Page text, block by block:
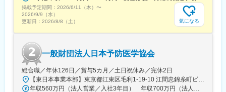
情報収集を行います。
変更の範囲：会社の定める業務
掲載予定期間： 2026/6/11（木） 〜
2026/9/9（水）
更新日： 2026/8/8（土） 気になる
一般財団法人日本予防医学協会
総合職／年休126日／賞与5カ月／土日祝休み／完休2日